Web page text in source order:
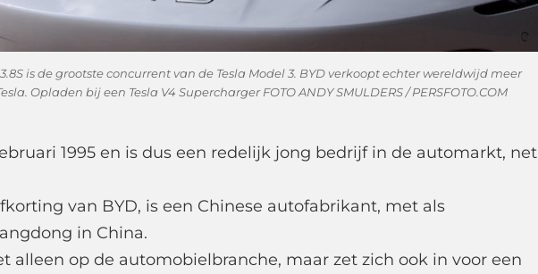
is de grootste concurrent van de Tesla Model 3. BYD verkoopt echter wereldwijd meer
Opladen bij een Tesla V4 Supercharger FOTO ANDY SMULDERS / PERSFOTO.COM
1995 en is dus een redelijk jong bedrijf in de automarkt, net
van BYD, is een Chinese autofabrikant, met als
in China.
alleen op de automobielbranche, maar zet zich ook in voor een